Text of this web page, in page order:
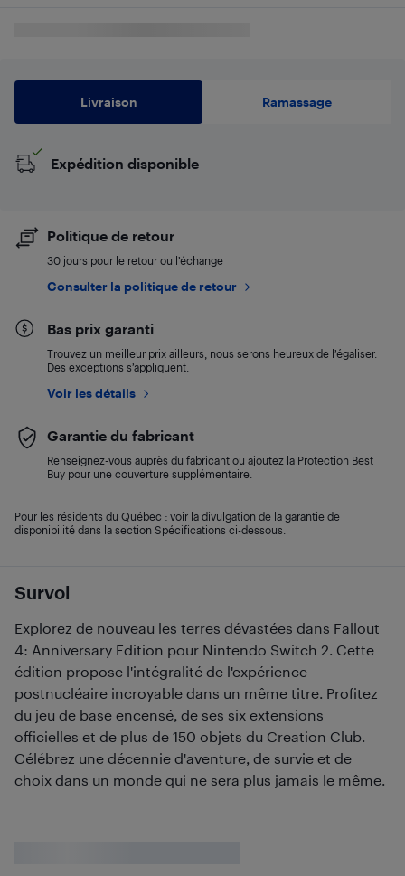
Survol
Explorez de nouveau les terres dévastées dans Fallout
4: Anniversary Edition pour Nintendo Switch 2. Cette
édition propose l'intégralité de l'expérience
postnucléaire incroyable dans un même titre. Profitez
du jeu de base encensé, de ses six extensions
officielles et de plus de 150 objets du Creation Club.
Célébrez une décennie d'aventure, de survie et de
choix dans un monde qui ne sera plus jamais le même.
Livraison Ramassage
Expédition disponible
Politique de retour
30 jours pour le retour ou l’échange
Consulter la politique de retour
Bas prix garanti
Trouvez un meilleur prix ailleurs, nous serons heureux de l’égaliser.
Des exceptions s’appliquent.
Voir les détails
Garantie du fabricant
Renseignez-vous auprès du fabricant ou ajoutez la Protection Best
Buy pour une couverture supplémentaire.
Pour les résidents du Québec : voir la divulgation de la garantie de
disponibilité dans la section Spécifications ci-dessous.